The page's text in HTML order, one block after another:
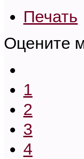
Печать
Оцените
1
2
3
4